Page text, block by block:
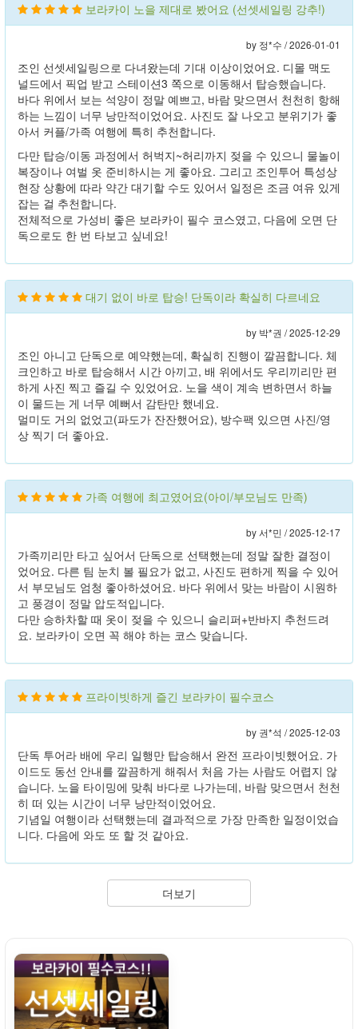
보라카이 노을 제대로 봤어요 (선셋세일링 강추!)
by 정*수 /2026-01-01
조인 선셋세일링으로 다녀왔는데 기대 이상이었어요. 디몰 맥도
널드에서 픽업 받고 스테이션3 쪽으로 이동해서 탑승했습니다.
바다 위에서 보는 석양이 정말 예쁘고, 바람 맞으면서 천천히 항해
하는 느낌이 너무 낭만적이었어요. 사진도 잘 나오고 분위기가 좋
아서 커플/가족 여행에 특히 추천합니다.
다만 탑승/이동 과정에서 허벅지~허리까지 젖을 수 있으니 물놀이
복장이나 여벌 옷 준비하시는 게 좋아요. 그리고 조인투어 특성상
현장 상황에 따라 약간 대기할 수도 있어서 일정은 조금 여유 있게
잡는 걸 추천합니다.
전체적으로 가성비 좋은 보라카이 필수 코스였고, 다음에 오면 단
독으로도 한 번 타보고 싶네요!
대기 없이 바로 탑승! 단독이라 확실히 다르네요
by 박*권 /2025-12-29
조인 아니고 단독으로 예약했는데, 확실히 진행이 깔끔합니다. 체
크인하고 바로 탑승해서 시간 아끼고, 배 위에서도 우리끼리만 편
하게 사진 찍고 즐길 수 있었어요. 노을 색이 계속 변하면서 하늘
이 물드는 게 너무 예뻐서 감탄만 했네요.
멀미도 거의 없었고(파도가 잔잔했어요), 방수팩 있으면 사진/영
상 찍기 더 좋아요.
가족 여행에 최고였어요(아이/부모님도 만족)
by 서*민 /2025-12-17
가족끼리만 타고 싶어서 단독으로 선택했는데 정말 잘한 결정이
었어요. 다른 팀 눈치 볼 필요가 없고, 사진도 편하게 찍을 수 있어
서 부모님도 엄청 좋아하셨어요. 바다 위에서 맞는 바람이 시원하
고 풍경이 정말 압도적입니다.
다만 승하차할 때 옷이 젖을 수 있으니 슬리퍼+반바지 추천드려
요. 보라카이 오면 꼭 해야 하는 코스 맞습니다.
프라이빗하게 즐긴 보라카이 필수코스
by 권*석 /2025-12-03
단독 투어라 배에 우리 일행만 탑승해서 완전 프라이빗했어요. 가
이드도 동선 안내를 깔끔하게 해줘서 처음 가는 사람도 어렵지 않
습니다. 노을 타이밍에 맞춰 바다로 나가는데, 바람 맞으면서 천천
히 떠 있는 시간이 너무 낭만적이었어요.
기념일 여행이라 선택했는데 결과적으로 가장 만족한 일정이었습
니다. 다음에 와도 또 할 것 같아요.
더보기